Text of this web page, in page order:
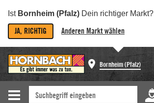
Ist Bornheim (Pfalz) Dein richtiger Markt?
JA, RICHTIG Anderen Markt wählen
Bornheim (Pfalz)